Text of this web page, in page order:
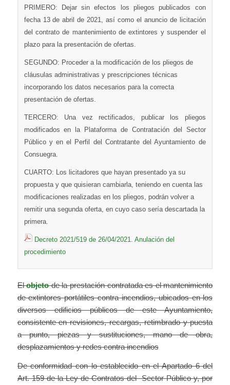
PRIMERO: Dejar sin efectos los pliegos publicados con
fecha 13 de abril de 2021, así como el anuncio de licitación
del contrato de mantenimiento de extintores y suspender el
plazo para la presentación de ofertas.
SEGUNDO: Proceder a la modificación de los pliegos de
cláusulas administrativas y prescripciones técnicas
incorporando los datos necesarios para la correcta
presentación de ofertas.
TERCERO: Una vez rectificados, publicar los pliegos
modificados en la Plataforma de Contratación del Sector
Público y en el Perfil del Contratante del Ayuntamiento de
Consuegra.
CUARTO: Los licitadores que hayan presentado ya su
propuesta y que quisieran cambiarla, teniendo en cuenta las
modificaciones realizadas en los pliegos, podrán volver a
remitir una segunda oferta, en cuyo caso sería descartada la
primera.
Decreto 2021/519 de 26/04/2021. Anulación del
procedimiento
Elobjetode la prestación contratada es el mantenimiento
de extintores portátiles contra incendios, ubicados en los
diversos edificios públicos de este Ayuntamiento,
consistente en revisiones, recargas, retimbrado y puesta
a punto, piezas y sustituciones, mano de obra,
desplazamientos y redes contra incendios
De conformidad con lo establecido en el Apartado 6 del
Art. 159 de la Ley de Contratos del Sector Público y, por